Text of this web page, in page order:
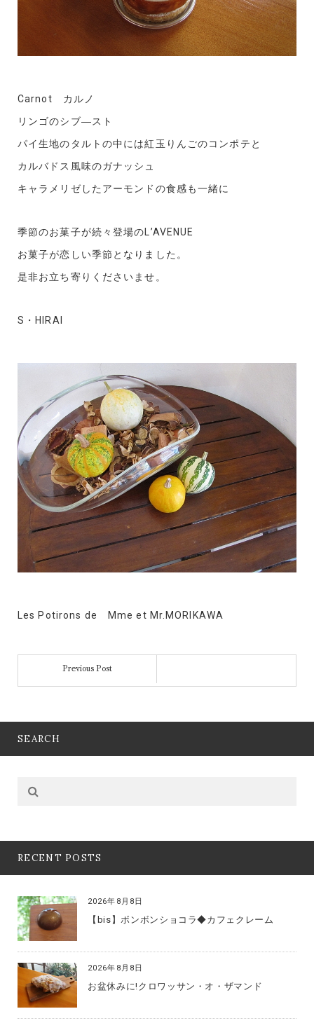
Carnot カルノ
リンゴのシブ―スト
パイ生地のタルトの中には紅玉りんごのコンポテと
カルバドス風味のガナッシュ
キャラメリゼしたアーモンドの食感も一緒に
季節のお菓子が続々登場のL’AVENUE
お菓子が恋しい季節となりました。
是非お立ち寄りくださいませ。
S・HIRAI
Les Potirons de Mme et Mr.MORIKAWA
Previous Post
SEARCH
RECENT POSTS
【bis】ボンボンショコラ◆カフェクレーム
2026年8月8日
お盆休みに!クロワッサン・オ・ザマンド
2026年8月8日